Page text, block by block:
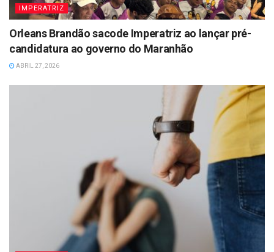
IMPERATRIZ
Orleans Brandão sacode Imperatriz ao lançar pré-
candidatura ao governo do Maranhão
ABRIL 27, 2026